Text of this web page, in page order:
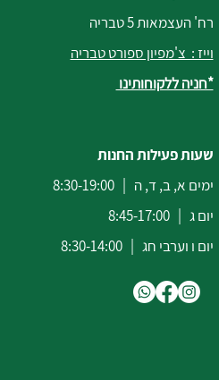
רח' העצמאות 5 טבריה
וייז : צ'מפיון ספורט טבריה
*חניה ללקוחותינו
שעות פעילות החנות
ימים א, ב, ד, ה | 8:30-19:00
יום ג | 8:45-17:00
יום ו וערבי חג | 8:30-14:00